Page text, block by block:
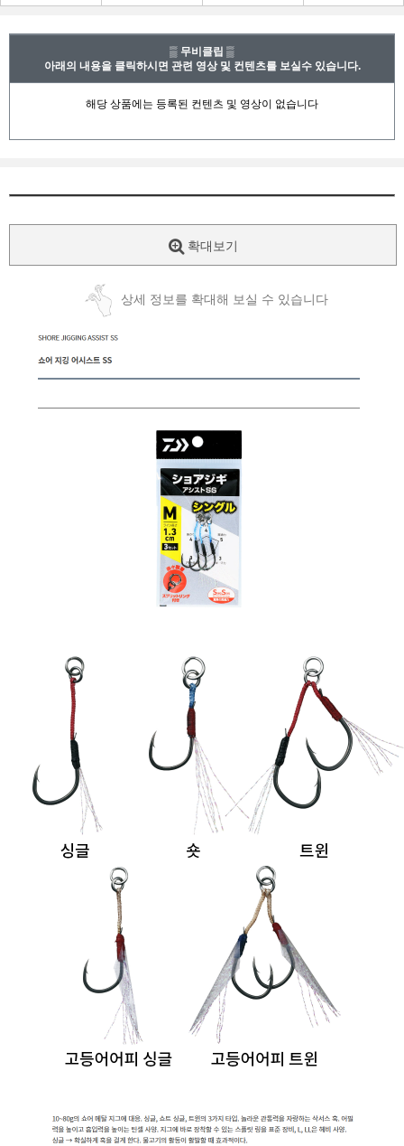
▒ 무비클립 ▒
아래의 내용을 클릭하시면 관련 영상 및 컨텐츠를 보실수 있습니다.
확대보기
상세 정보를 확대해 보실 수 있습니다